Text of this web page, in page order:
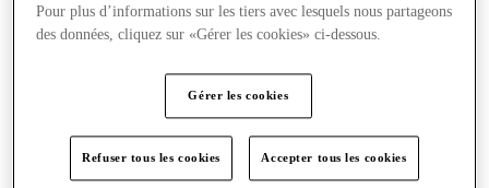
Planifiez votre visite
Quoi de neuf
Plus
Pour plus d’informations sur les tiers avec lesquels nous partageons
des données, cliquez sur «Gérer les cookies» ci-dessous.
Gérer les cookies
Refuser tous les cookies Accepter tous les cookies